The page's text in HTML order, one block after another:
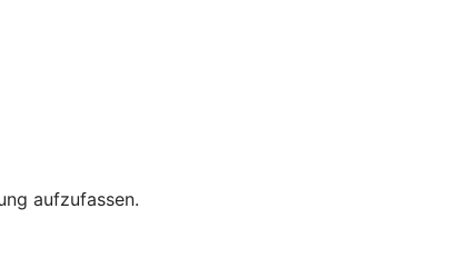
aufzufassen.